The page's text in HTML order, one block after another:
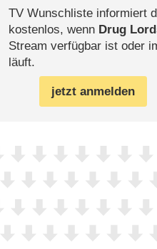
TV Wunschliste informiert
kostenlos, wenn Drug
Stream verfügbar ist oder
läuft.
jetzt anmelden